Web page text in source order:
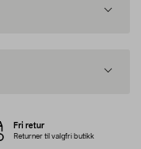
Fri retur
Returner til valgfri butikk